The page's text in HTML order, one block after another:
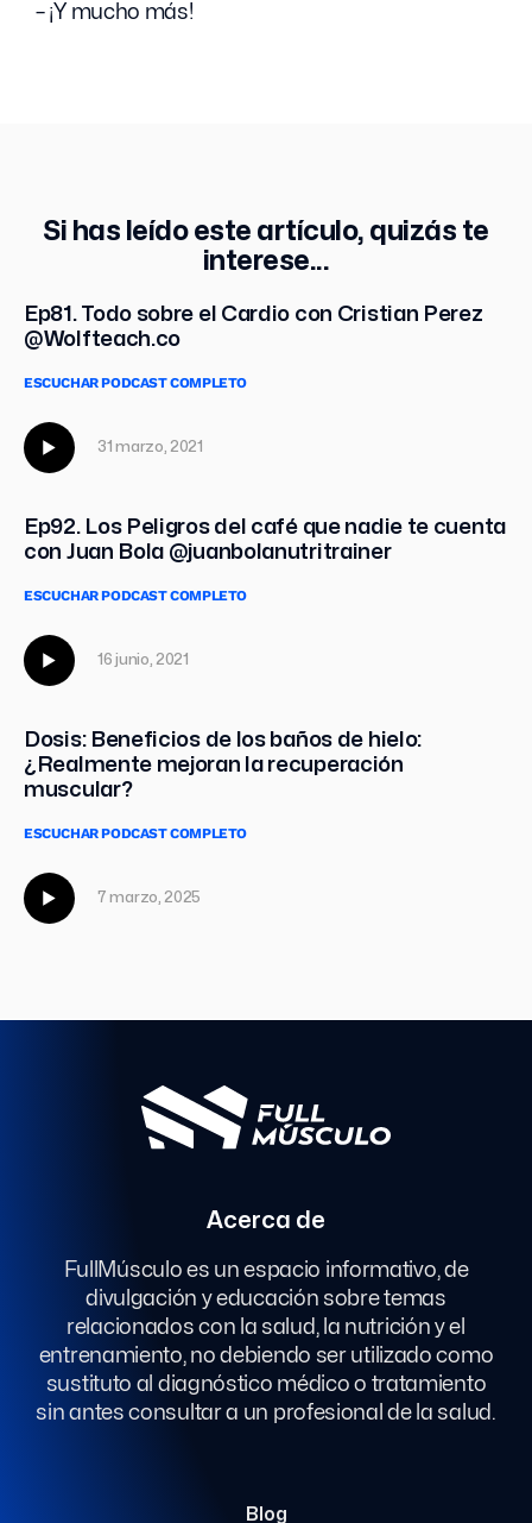
– ¡Y mucho más!
Si has leído este artículo, quizás te
interese...
Ep81. Todo sobre el Cardio con Cristian Perez
@Wolfteach.co
ESCUCHAR PODCAST COMPLETO
31 marzo, 2021
Ep92. Los Peligros del café que nadie te cuenta
con Juan Bola @juanbolanutritrainer
ESCUCHAR PODCAST COMPLETO
16 junio, 2021
Dosis: Beneficios de los baños de hielo:
¿Realmente mejoran la recuperación
muscular?
ESCUCHAR PODCAST COMPLETO
7 marzo, 2025
Acerca de
FullMúsculo es un espacio informativo, de
divulgación y educación sobre temas
relacionados con la salud, la nutrición y el
entrenamiento, no debiendo ser utilizado como
sustituto al diagnóstico médico o tratamiento
sin antes consultar a un profesional de la salud.
Blog